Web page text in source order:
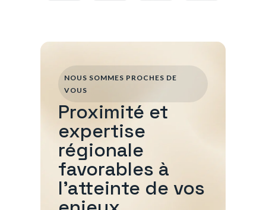
NOUS SOMMES PROCHES DE
VOUS
Proximité et
expertise
régionale
favorables à
l'atteinte de vos